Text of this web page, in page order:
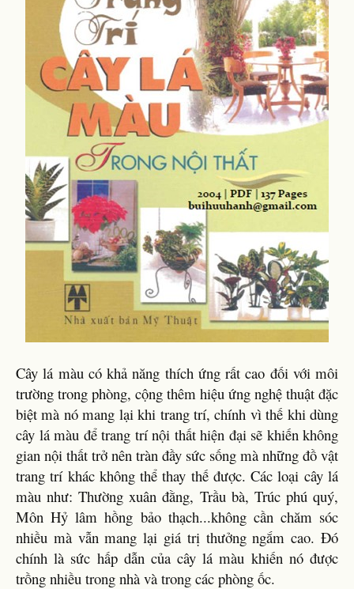
Cây lá màu có khả năng thích ứng rất cao đối với môi
trường trong phòng, cộng thêm hiệu ứng nghệ thuật đặc
biệt mà nó mang lại khi trang trí, chính vì thế khi dùng
cây lá màu để trang trí nội thất hiện đại sẽ khiến không
gian nội thất trở nên tràn đầy sức sống mà những đồ vật
trang trí khác không thể thay thế được. Các loại cây lá
màu như: Thường xuân đằng, Trầu bà, Trúc phú quý,
Môn Hỷ lâm hồng bảo thạch...không cần chăm sóc
nhiều mà vẫn mang lại giá trị thưởng ngắm cao. Đó
chính là sức hấp dẫn của cây lá màu khiến nó được
trồng nhiều trong nhà và trong các phòng ốc.